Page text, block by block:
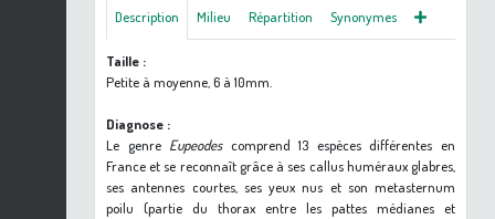
Description Milieu Répartition Synonymes
Taille :
Petite à moyenne, 6 à 10mm.
Diagnose :
Le genre Eupeodes comprend 13 espèces différentes en
France et se reconnaît grâce à ses callus huméraux glabres,
ses antennes courtes, ses yeux nus et son metasternum
poilu (partie du thorax entre les pattes médianes et